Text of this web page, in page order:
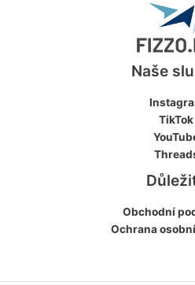
Naše
TikTok
Obchodní
Ochrana